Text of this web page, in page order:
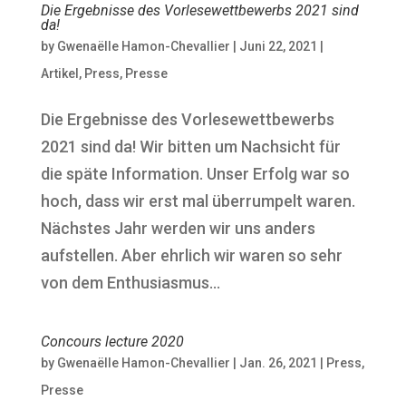
Die Ergebnisse des Vorlesewettbewerbs 2021 sind
da!
by Gwenaëlle Hamon-Chevallier Juni 22, 2021
Artikel , Press, Presse
Die Ergebnisse des Vorlesewettbewerbs
2021 sind da! Wir bitten um Nachsicht für
die späte Information. Unser Erfolg war so
hoch, dass wir erst mal überrumpelt waren.
Nächstes Jahr werden wir uns anders
aufstellen. Aber ehrlich wir waren so sehr
von dem Enthusiasmus...
Concours lecture 2020
by Gwenaëlle Hamon-Chevallier Jan. 26, 2021 Press,
Presse